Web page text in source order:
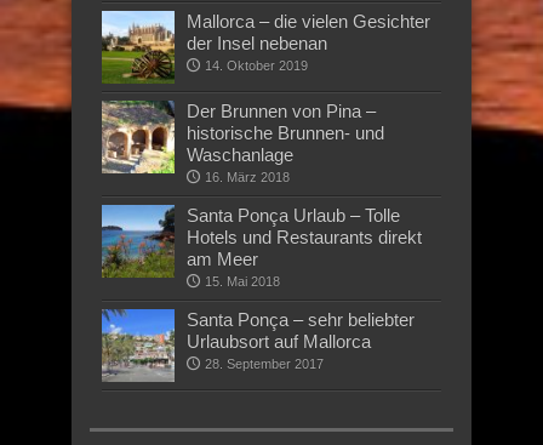
Mallorca – die vielen Gesichter
der Insel nebenan
14. Oktober 2019
Der Brunnen von Pina –
historische Brunnen- und
Waschanlage
16. März 2018
Santa Ponça Urlaub – Tolle
Hotels und Restaurants direkt
am Meer
15. Mai 2018
Santa Ponça – sehr beliebter
Urlaubsort auf Mallorca
28. September 2017